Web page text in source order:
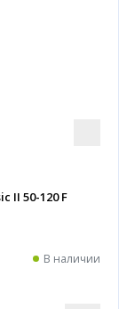
II 50-120 F
В наличии